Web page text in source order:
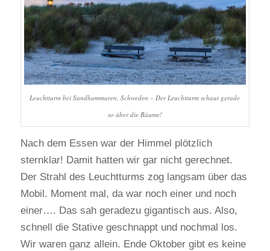
Leuchtturm bei Sandhammaren, Schweden – Der Leuchtturm schaut gerade
so über die Bäume!
Nach dem Essen war der Himmel plötzlich
sternklar! Damit hatten wir gar nicht gerechnet.
Der Strahl des Leuchtturms zog langsam über das
Mobil. Moment mal, da war noch einer und noch
einer…. Das sah geradezu gigantisch aus. Also,
schnell die Stative geschnappt und nochmal los.
Wir waren ganz allein. Ende Oktober gibt es keine